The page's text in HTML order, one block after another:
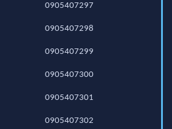
0905407297
0905407298
0905407299
0905407300
0905407301
0905407302